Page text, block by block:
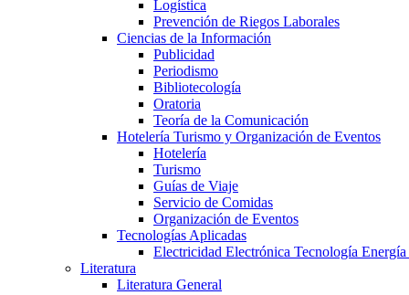
Logística
Prevención de Riegos Laborales
Ciencias de la Información
Publicidad
Periodismo
Bibliotecología
Oratoria
Teoría de la Comunicación
Hotelería Turismo y Organización de Eventos
Hotelería
Turismo
Guías de Viaje
Servicio de Comidas
Organización de Eventos
Tecnologías Aplicadas
Electricidad Electrónica Tecnología Energía
Literatura
Literatura General